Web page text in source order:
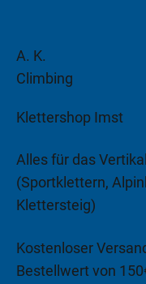
A. K.
Climbing
Klettershop Imst
Alles für das
(Sportklettern,
Klettersteig)
Kostenloser
Bestellwert von